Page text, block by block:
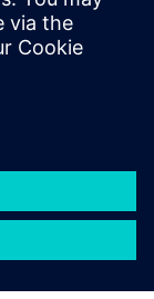
エンジニアリ